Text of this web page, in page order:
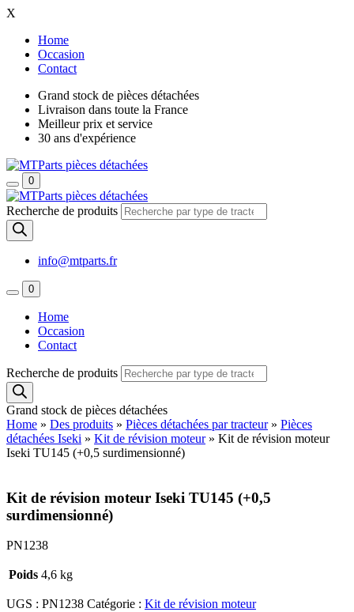
X
Home
Occasion
Contact
Grand stock de pièces détachées
Livraison dans toute la France
Meilleur prix et service
30 ans d'expérience
0
Recherche de produits
info@mtparts.fr
0
Home
Occasion
Contact
Recherche de produits
Grand stock de pièces détachées
Home » Des produits » Pièces détachées par tracteur» Pièces
détachées Iseki » Kit de révision moteur» Kit de révision moteur
Iseki TU145 (+0,5 surdimensionné)
Kit de révision moteur Iseki TU145 (+0,5
surdimensionné)
PN1238
Poids 4,6 kg
UGS : PN1238 Catégorie : Kit de révision moteur